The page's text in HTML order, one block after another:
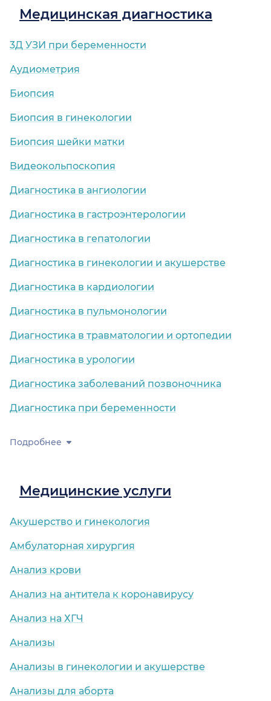
Медицинская диагностика
3Д УЗИ при беременности
Аудиометрия
Биопсия
Биопсия в гинекологии
Биопсия шейки матки
Видеокольпоскопия
Диагностика в ангиологии
Диагностика в гастроэнтерологии
Диагностика в гепатологии
Диагностика в гинекологии и акушерстве
Диагностика в кардиологии
Диагностика в пульмонологии
Диагностика в травматологии и ортопедии
Диагностика в урологии
Диагностика заболеваний позвоночника
Диагностика при беременности
Подробнее
Медицинские услуги
Акушерство и гинекология
Амбулаторная хирургия
Анализ крови
Анализ на антитела к коронавирусу
Анализ на ХГЧ
Анализы
Анализы в гинекологии и акушерстве
Анализы для аборта